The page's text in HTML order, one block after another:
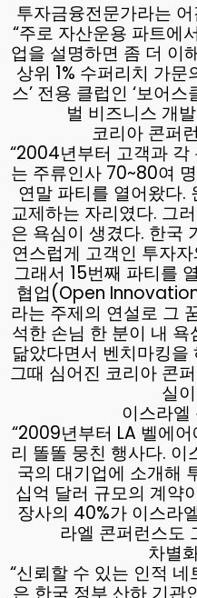
투자금융전문가라는
“주로 자산운용 파트에
업을 설명하면 좀 더 이
상위 1% 수퍼리치 가문
스’ 전용 클럽인 ‘보어
벌 비즈니스 개
코리아 콘퍼
“2004년부터 고객과 각
는 주류인사 70~80여
연말 파티를 열어왔다.
교제하는 자리였다. 그
은 욕심이 생겼다. 한국
연스럽게 고객인 투자
그래서 15번째 파티를
협업(Open
라는 주제의 연설로 그
석한 손님 한 분이 내 욕
닮았다면서 벤치마킹
그때 심어진 코리아 콘
실
이스라엘
“2009년부터 LA 벨에
리 똘똘 뭉친 행사다. 이
국의 대기업에 소개해
십억 달러 규모의 계약
장사의 40%가 이스라
라엘 콘퍼런스도
차별
“신뢰할 수 있는 인적
은 한국 정부 산하 기관